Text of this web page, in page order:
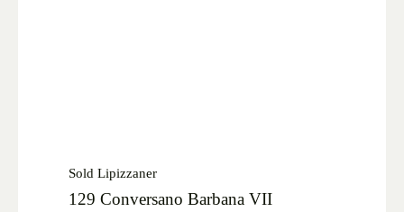
Sold Lipizzaner
129 Conversano Barbana VII